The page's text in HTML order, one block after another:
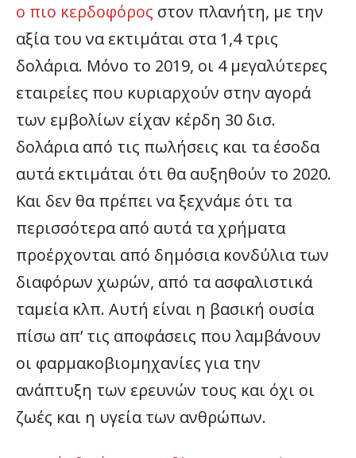
ο πιο κερδοφόρος στον πλανήτη, με την
αξία του να εκτιμάται στα 1,4 τρις
δολάρια. Μόνο το 2019, οι 4 μεγαλύτερες
εταιρείες που κυριαρχούν στην αγορά
των εμβολίων είχαν κέρδη 30 δισ.
δολάρια από τις πωλήσεις και τα έσοδα
αυτά εκτιμάται ότι θα αυξηθούν το 2020.
Και δεν θα πρέπει να ξεχνάμε ότι τα
περισσότερα από αυτά τα χρήματα
προέρχονται από δημόσια κονδύλια των
διαφόρων χωρών, από τα ασφαλιστικά
ταμεία κλπ. Αυτή είναι η βασική ουσία
πίσω απ’ τις αποφάσεις που λαμβάνουν
οι φαρμακοβιομηχανίες για την
ανάπτυξη των ερευνών τους και όχι οι
ζωές και η υγεία των ανθρώπων.